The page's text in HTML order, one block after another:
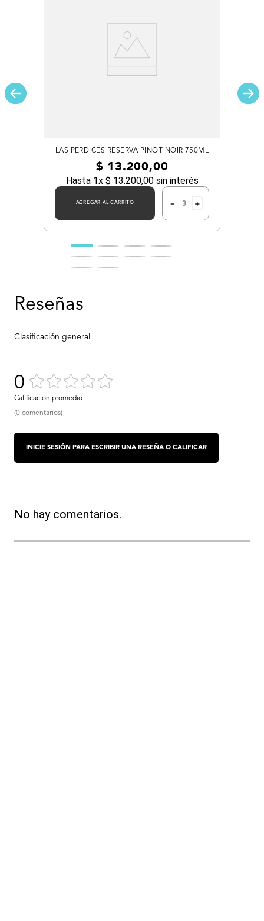
LAS PERDICES RESERVA PINOT NOIR 750ML
$ 13.200,00
Hasta 1x $ 13.200,00sin interés
AGREGAR AL CARRITO ＋
－
0
(0 comentarios)
No hay comentarios.